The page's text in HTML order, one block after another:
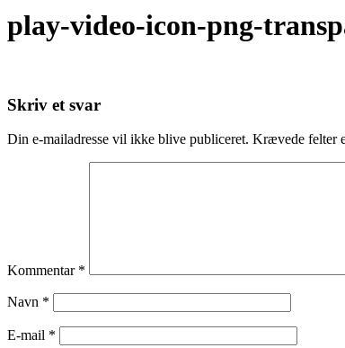
play-video-icon-png-
Skriv et svar
Din e-mailadresse vil ikke blive publiceret. Krævede felter
Kommentar *
Navn *
E-mail *